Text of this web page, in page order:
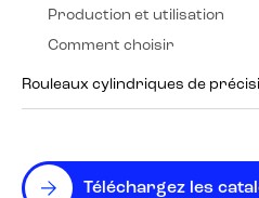
Téléchargez les
Production et utilisation
Comment choisir
Rouleaux cylindriques de